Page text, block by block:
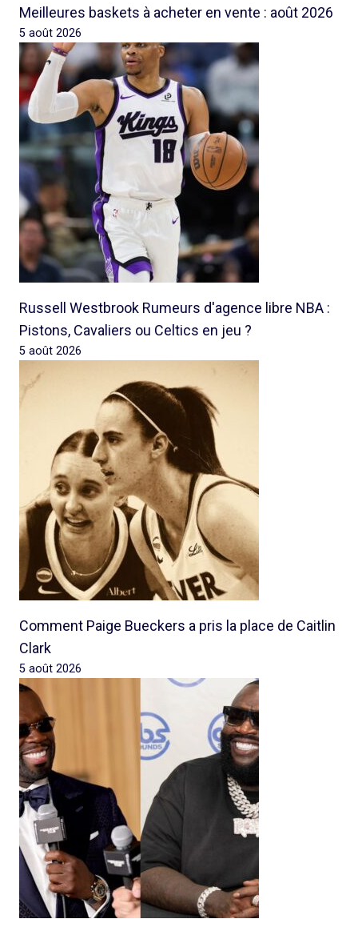
Meilleures baskets à acheter en vente : août 2026
5 août 2026
Russell Westbrook Rumeurs d'agence libre NBA :
Pistons, Cavaliers ou Celtics en jeu ?
5 août 2026
Comment Paige Bueckers a pris la place de Caitlin
Clark
5 août 2026